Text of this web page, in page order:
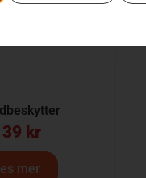
kr
mer